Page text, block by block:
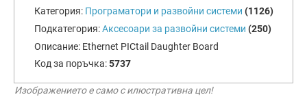
Категория: Програматори и развойни системи (1126)
Подкатегория:Аксесоари за развойни системи (250)
Описание: Ethernet PICtail Daughter Board
Код за поръчка:5737
Изображението е само с илюстративна цел!